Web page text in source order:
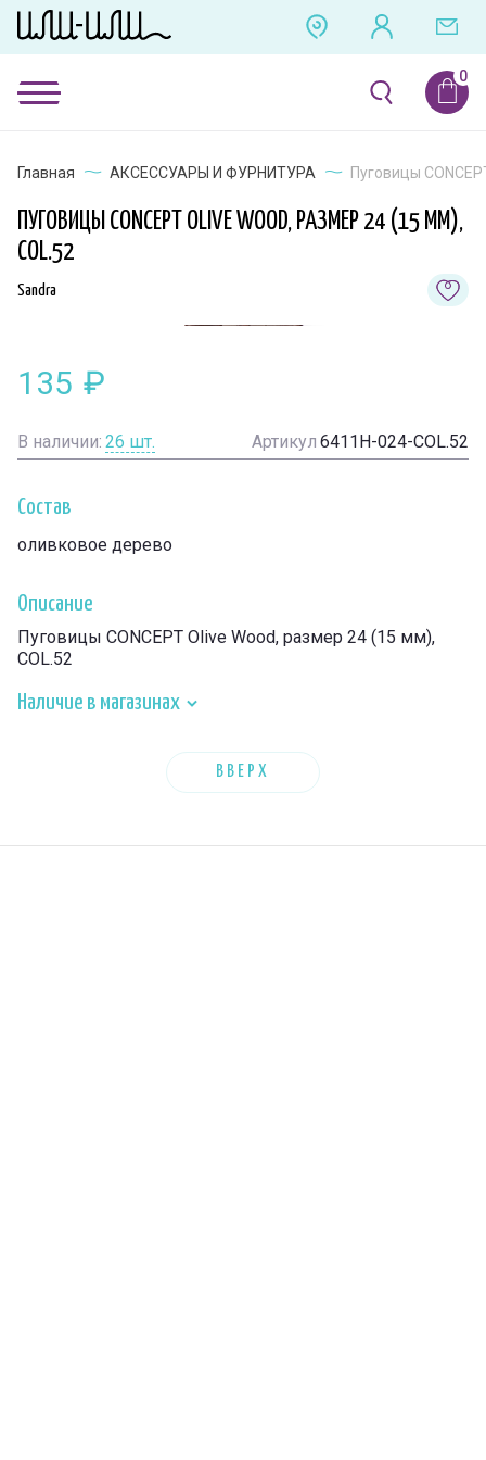
Главная АКСЕССУАРЫ И ФУРНИТУРА Пуговицы
ПУГОВИЦЫ CONCEPT OLIVE WOOD, РАЗМЕР 24 (15 ММ),
COL.52
Sandra
135 ₽
В наличии: 26 шт. Артикул 6411H-024-COL.52
Состав
оливковое дерево
Описание
Пуговицы CONCEPT Olive Wood, размер 24 (15 мм),
COL.52
Наличие в магазинах
ВВЕРХ